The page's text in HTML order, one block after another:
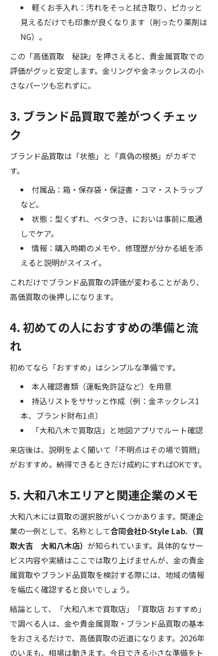
軽くお手入れ：汚れをそっと拭き取り、ピカッと
見えるだけでも印象が良くなります（削ったり薬剤は
NG）。
この「高価買取 秘訣」を押さえると、貴金属買取での
評価がグッと安定します。金リングや金ネックレスの小
さなパーツも忘れずに。
3. ブランド品買取で差がつくチェッ
ク
ブランド品買取は「状態」と「真偽の根拠」がカギで
す。
付属品：箱・保存袋・保証書・コマ・ストラップ
など。
状態：型くずれ、ベタつき、においは事前に風通
しでケア。
情報：購入時期のメモや、修理歴が分かる紙を添
えると説明がスイスイ。
これだけでブランド品買取の評価が変わることがあり、
高価買取の後押しになります。
4. 初めての人におすすめの準備と流
れ
初めてなら「おすすめ」はシンプルな準備です。
本人確認書類（運転免許証など）を用意
持込リストをササッと作成（例：金ネックレス1
本、ブランド財布1点）
「大和八木で買取店」と地図アプリでルート確認
来店後は、説明をよく聞いて「不明点はその場で質問」
がおすすめ。納得できるときだけ成約にすればOKです。
5. 大和八木エリアと関連企業のメモ
大和八木には買取の選択肢がいくつかあります。関連企
業の一例として、名称として合同会社D-Style Lab.（買
取大吉 大和八木店） が知られています。具体的なサー
ビス内容や実績はここでは取り上げませんが、金の貴金
属買取やブランド品買取を検討する際には、地域の情報
を幅広く確認すると良いでしょう。
結論として、「大和八木で買取店」「買取店 おすすめ」
で調べる人は、金や貴金属買取・ブランド品買取の基本
をおさえるだけで、高価買取の近道になります。2026年
のいまも、相場は動きます。今日できる小さな準備をト